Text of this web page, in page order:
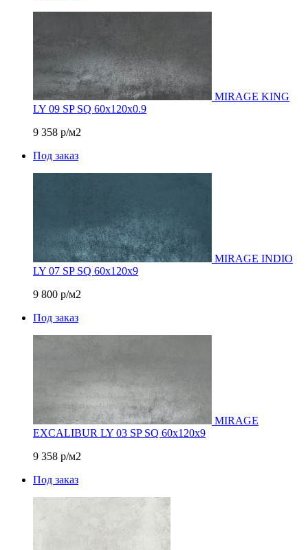
MIRAGE KING
LY 09 SP SQ 60х120х0.9
9 358 р/м2
Под заказ
MIRAGE INDIO
LY 07 SP SQ 60х120х9
9 800 р/м2
Под заказ
MIRAGE
EXCALIBUR LY 03 SP SQ 60х120x9
9 358 р/м2
Под заказ